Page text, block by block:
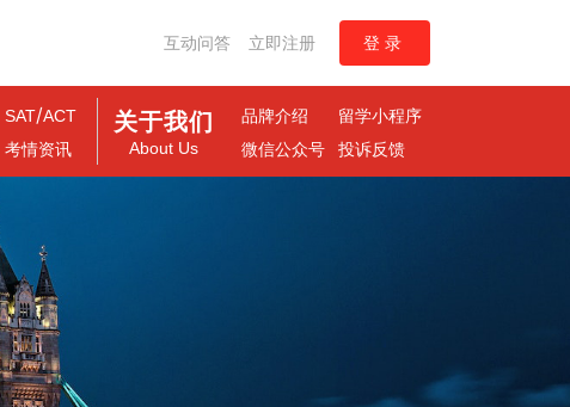
互动问答 立即注册 登录
SAT/ACT
考情资讯
关于我们
About Us
品牌介绍
留学小程序
微信公众号
投诉反馈